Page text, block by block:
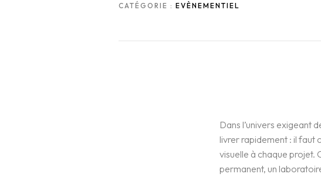
CATÉGORIE : EVÈNEMENTIEL
Dans l’univers exigeant
livrer rapidement : il faut
visuelle à chaque projet.
permanent, un